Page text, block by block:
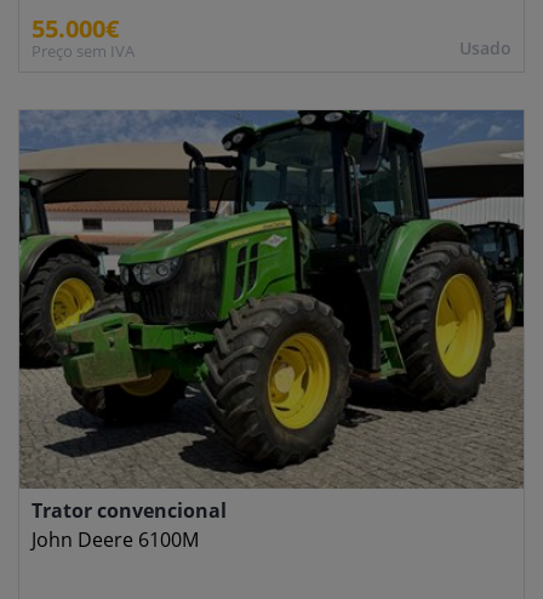
Usado
55.000€
Preço sem IVA
Trator convencional
John Deere 6100M